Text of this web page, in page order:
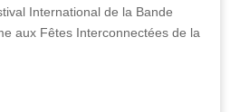
International de la Bande
aux Fêtes Interconnectées de la